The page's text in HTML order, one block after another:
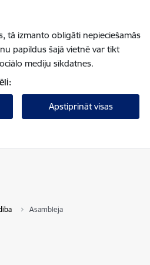
tā izmanto obligāti nepieciešamās
papildus šajā vietnē var tikt
mediju sīkdatnes.
Apstiprināt visas
Asambleja